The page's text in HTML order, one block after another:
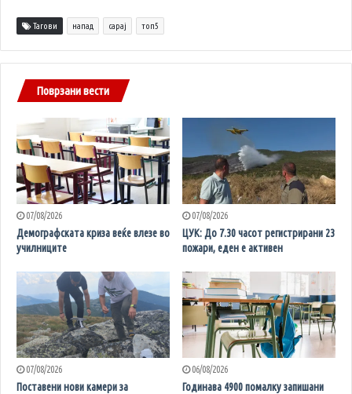
Тагови напад сарај топ5
Поврзани вести
07/08/2026
Демографската криза веќе влезе во
училниците
07/08/2026
ЦУК: До 7.30 часот регистрирани 23
пожари, еден е активен
07/08/2026
Поставени нови камери за
06/08/2026
Годинава 4900 помалку запишани